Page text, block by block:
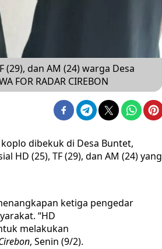
(29), dan AM (24) warga Desa
FOR RADAR CIREBON
dibekuk di Desa Buntet,
HD (25), TF (29), dan AM (24) yang
ketiga pengedar
“HD
melakukan
, Senin (9/2).